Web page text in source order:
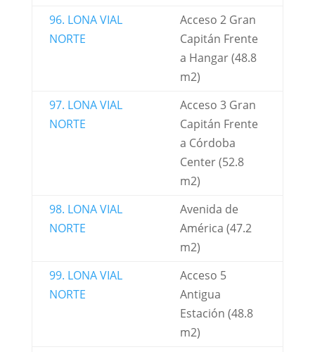
96. LONA VIAL
NORTE
Acceso 2 Gran
Capitán Frente
a Hangar (48.8
m2)
97. LONA VIAL
NORTE
Acceso 3 Gran
Capitán Frente
a Córdoba
Center (52.8
m2)
98. LONA VIAL
NORTE
Avenida de
América (47.2
m2)
99. LONA VIAL
NORTE
Acceso 5
Antigua
Estación (48.8
m2)